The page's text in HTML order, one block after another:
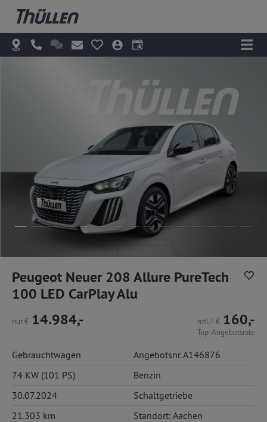
Peugeot Neuer 208 Allure PureTech
100 LED CarPlay Alu
nur€ 14.984,- mtl.1 € 160,-
Top-Angebotsrate
Gebrauchtwagen
Angebotsnr. A146876
74 KW (101 PS)
Benzin
30.07.2024
Schaltgetriebe
21.303 km
Standort: Aachen